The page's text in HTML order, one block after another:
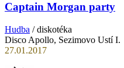
Captain Morgan party
Hudba / diskotéka
Disco Apollo, Sezimovo Ustí I.
27.01.2017